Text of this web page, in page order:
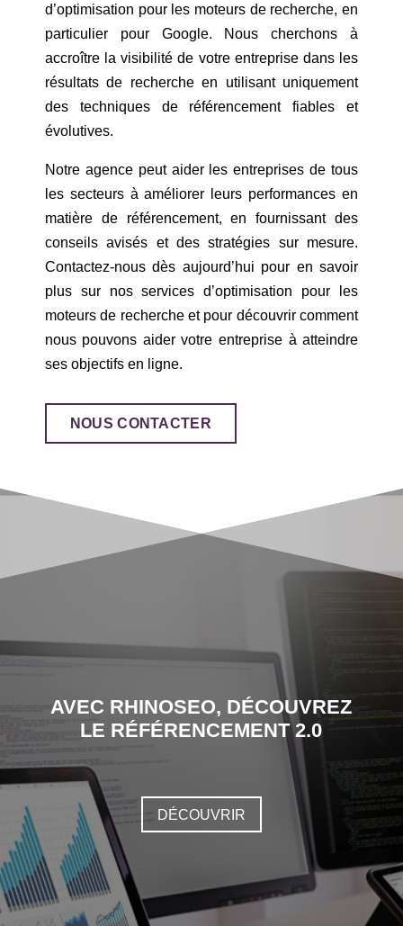
d’optimisation pour les moteurs de recherche, en
particulier pour Google. Nous cherchons à
accroître la visibilité de votre entreprise dans les
résultats de recherche en utilisant uniquement
des techniques de référencement fiables et
évolutives.
Notre agence peut aider les entreprises de tous
les secteurs à améliorer leurs performances en
matière de référencement, en fournissant des
conseils avisés et des stratégies sur mesure.
Contactez-nous dès aujourd’hui pour en savoir
plus sur nos services d’optimisation pour les
moteurs de recherche et pour découvrir comment
nous pouvons aider votre entreprise à atteindre
ses objectifs en ligne.
NOUS CONTACTER
AVEC RHINOSEO, DÉCOUVREZ
LE RÉFÉRENCEMENT 2.0
DÉCOUVRIR